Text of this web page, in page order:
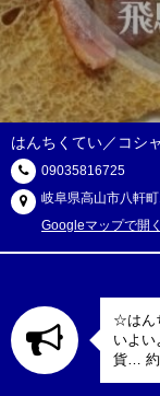
はんちくてい／コシ
09035816725
岐阜県高山市八軒
Googleマップで開く
☆はん
いよ
貨…